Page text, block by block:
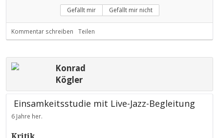
Gefällt mir Gefällt mir nicht
Kommentar schreiben Teilen
Konrad
Kögler
Einsamkeitsstudie mit Live-Jazz-Begleitung
6 Jahre her.